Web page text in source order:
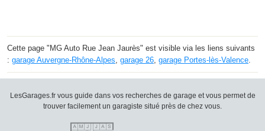
Cette page "MG Auto Rue Jean Jaurès" est visible via les liens suivants
: garage Auvergne-Rhône-Alpes garage 26 garage Portes-lès-Valence
LesGarages.fr vous guide dans vos recherches de garage et vous permet de
trouver facilement un garagiste situé près de chez vous.